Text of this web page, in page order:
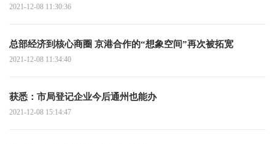
2021-12-08 11:30:36
总部经济到核心商圈 京港合作的“想象空间”再次被拓宽
2021-12-08 11:34:40
获悉：市局登记企业今后通州也能办
2021-12-08 15:14:47